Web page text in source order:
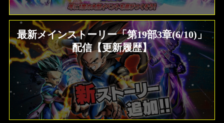
最新メインストーリー「第19部3章(6/10)」
配信【更新履歴】